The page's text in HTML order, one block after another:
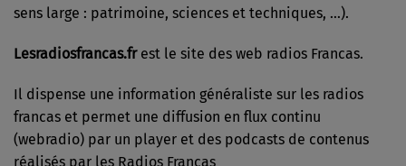
sens large : patrimoine, sciences et techniques, …).
Lesradiosfrancas.fr est le site des web radios Francas.
Il dispense une information généraliste sur les radios
francas et permet une diffusion en flux continu
(webradio) par un player et des podcasts de contenus
réalisés par les Radios Francas